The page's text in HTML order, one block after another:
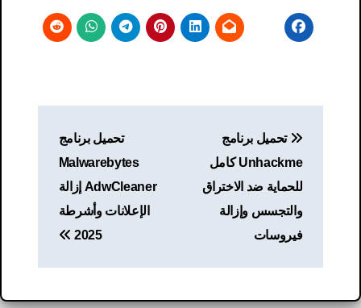
المقالات
تحميل برنامج
Unhackme كامل
للحماية ضد الاختراق
والتجسس وإزالة
فيروسات
تحميل برنامج
Malwarebytes
AdwCleaner إزالة
الإعلانات وأشرطة
2025